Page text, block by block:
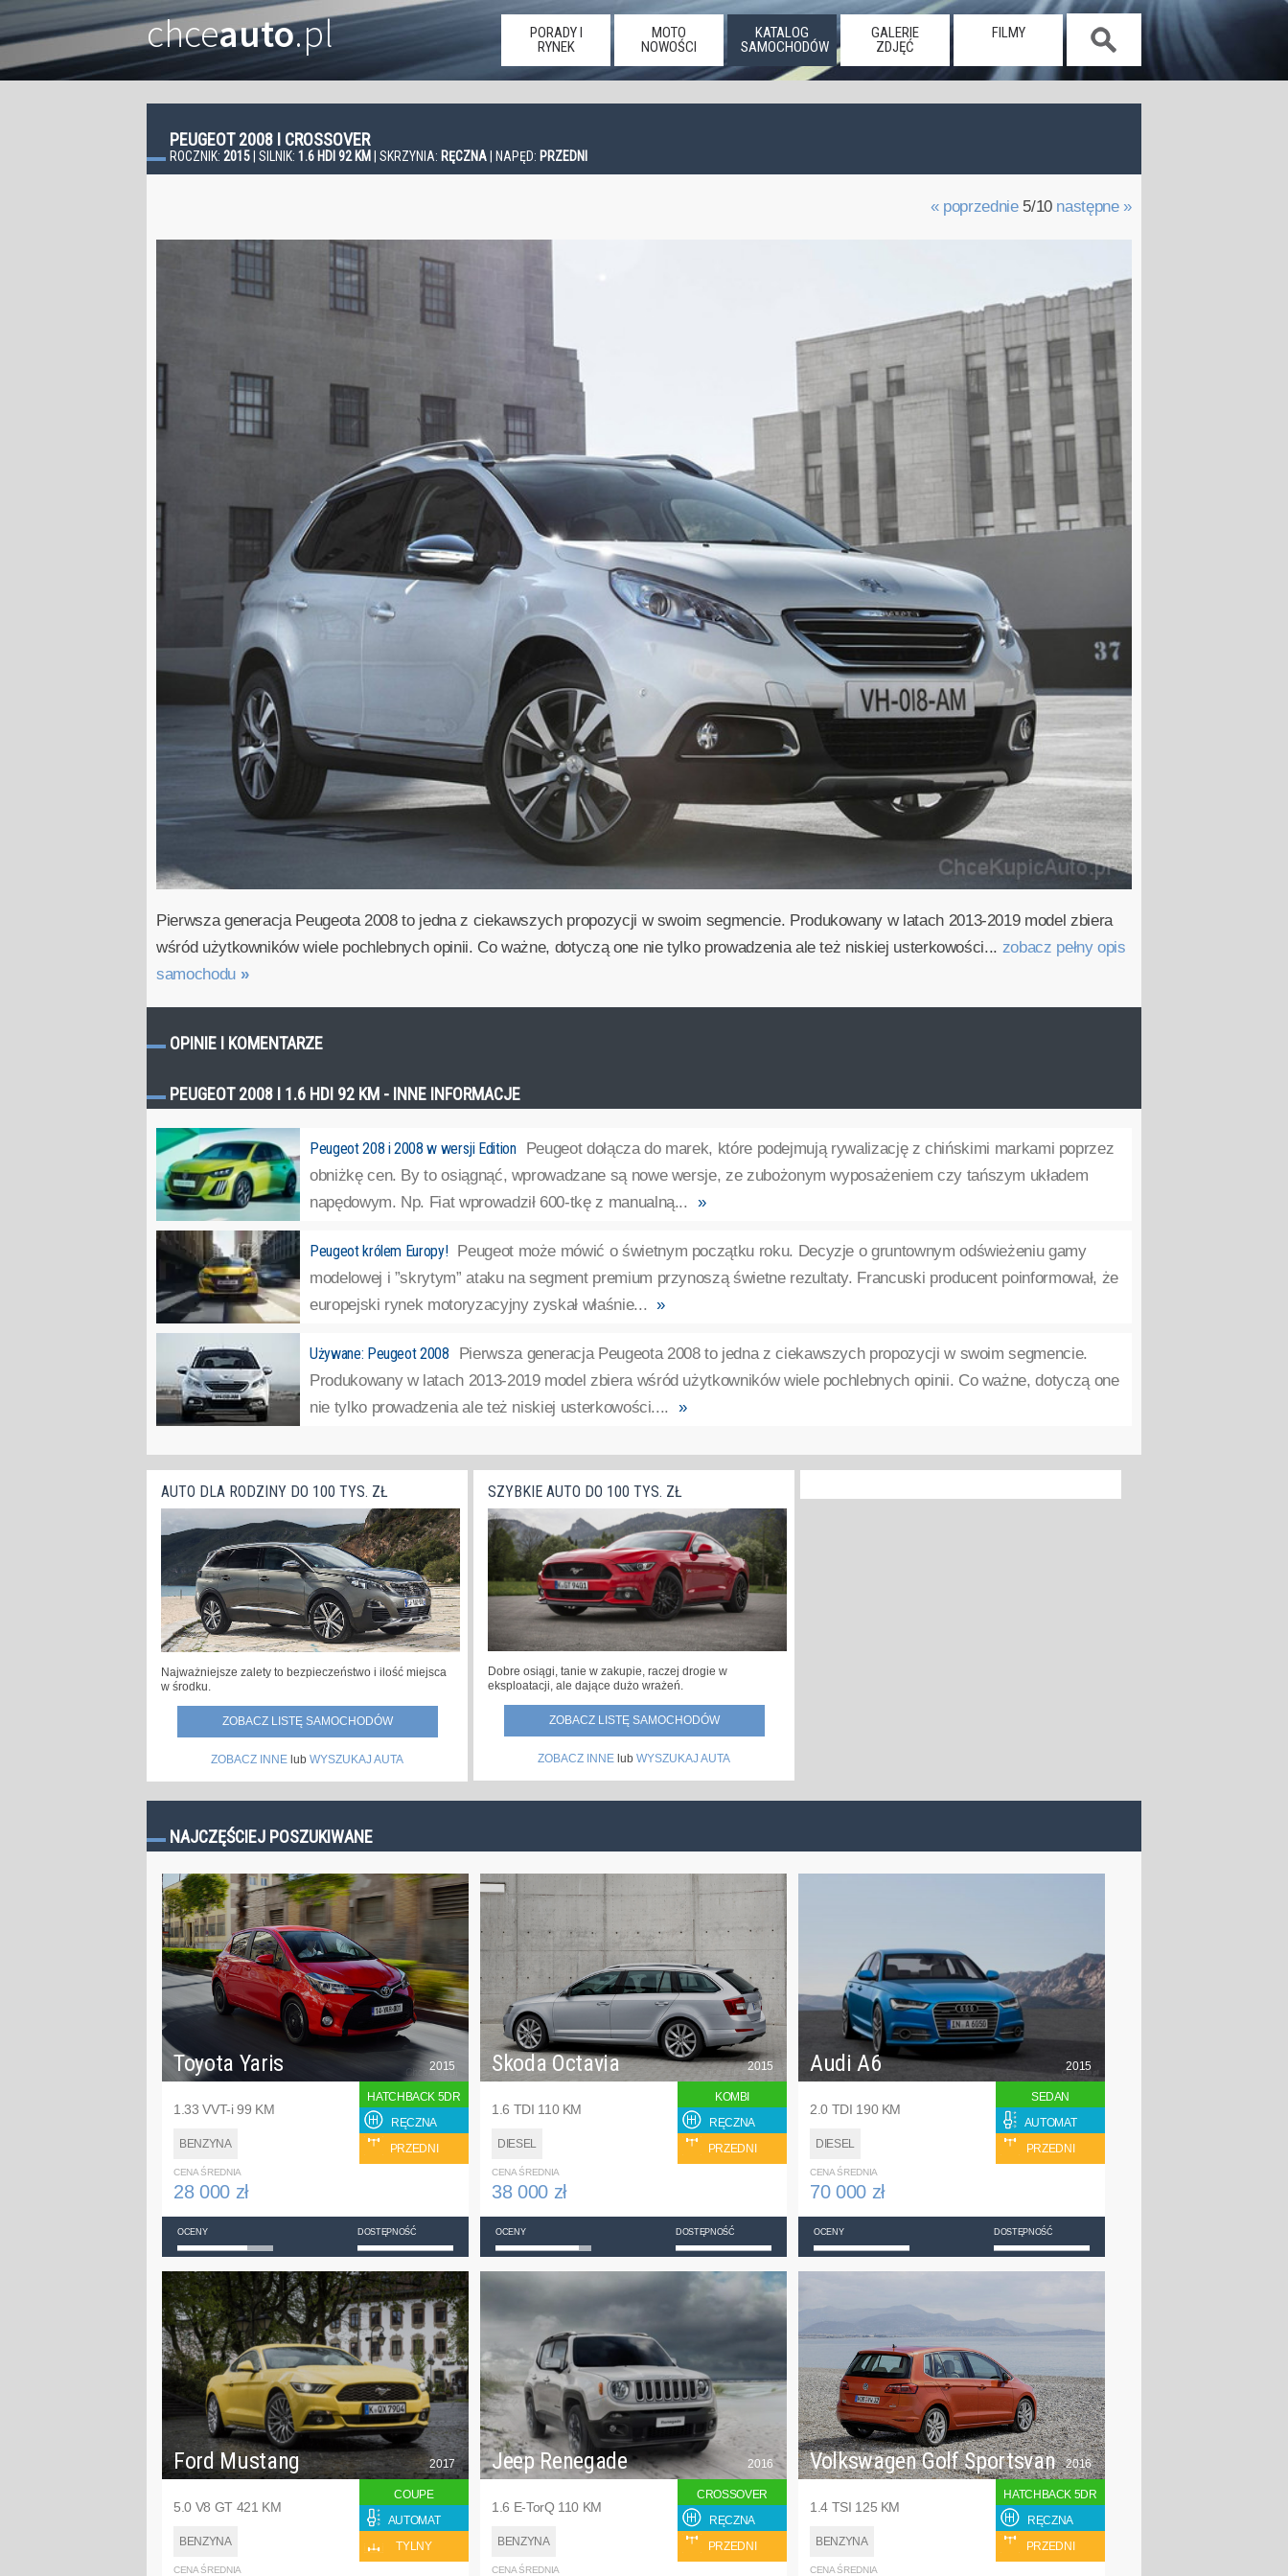
chceauto.pl
PORADY I
RYNEK
MOTO
NOWOŚCI
KATALOG
SAMOCHODÓW
GALERIE
ZDJĘĆ
FILMY
PEUGEOT 2008 I CROSSOVER
ROCZNIK: 2015 | SILNIK: 1.6 HDI 92 KM | SKRZYNIA: RĘCZNA | NAPĘD: PRZEDNI
« poprzednie5/10 następne »
Pierwsza generacja Peugeota 2008 to jedna z ciekawszych propozycji w swoim segmencie. Produkowany w latach 2013-2019 model zbiera
wśród użytkowników wiele pochlebnych opinii. Co ważne, dotyczą one nie tylko prowadzenia ale też niskiej usterkowości... zobacz pełny opis
samochodu »
OPINIE I KOMENTARZE
PEUGEOT 2008 I 1.6 HDI 92 KM - INNE INFORMACJE
Peugeot 208 i 2008 w wersji Edition
Peugeot dołącza do marek, które podejmują rywalizację z chińskimi markami poprzez
obniżkę cen. By to osiągnąć, wprowadzane są nowe wersje, ze zubożonym wyposażeniem czy tańszym układem
napędowym. Np. Fiat wprowadził 600-tkę z manualną... »
Peugeot królem Europy!
Peugeot może mówić o świetnym początku roku. Decyzje o gruntownym odświeżeniu gamy
modelowej i ”skrytym” ataku na segment premium przynoszą świetne rezultaty. Francuski producent poinformował, że
europejski rynek motoryzacyjny zyskał właśnie... »
Używane: Peugeot 2008
Pierwsza generacja Peugeota 2008 to jedna z ciekawszych propozycji w swoim segmencie.
Produkowany w latach 2013-2019 model zbiera wśród użytkowników wiele pochlebnych opinii. Co ważne, dotyczą one
nie tylko prowadzenia ale też niskiej usterkowości.... »
AUTO DLA RODZINY DO 100 TYS. ZŁ
Najważniejsze zalety to bezpieczeństwo i ilość miejsca
w środku.
ZOBACZ LISTĘ SAMOCHODÓW
ZOBACZ INNE lub WYSZUKAJ AUTA
SZYBKIE AUTO DO 100 TYS. ZŁ
Dobre osiągi, tanie w zakupie, raczej drogie w
eksploatacji, ale dające dużo wrażeń.
ZOBACZ LISTĘ SAMOCHODÓW
ZOBACZ INNE lub WYSZUKAJ AUTA
NAJCZĘŚCIEJ POSZUKIWANE
Toyota Yaris
1.33 VVT-i 99 KM
BENZYNA
2015
HATCHBACK 5DR
RĘCZNA
PRZEDNI
CENA ŚREDNIA
28 000 zł
OCENY DOSTĘPNOŚĆ
Skoda Octavia
1.6 TDI 110 KM
DIESEL
2015
KOMBI
RĘCZNA
PRZEDNI
CENA ŚREDNIA
38 000 zł
OCENY DOSTĘPNOŚĆ
Audi A6
2.0 TDI 190 KM
DIESEL
2015
SEDAN
AUTOMAT
PRZEDNI
CENA ŚREDNIA
70 000 zł
OCENY DOSTĘPNOŚĆ
Ford Mustang
5.0 V8 GT 421 KM
BENZYNA
2017
COUPE
AUTOMAT
TYLNY
CENA ŚREDNIA
Jeep Renegade
1.6 E-TorQ 110 KM
BENZYNA
2016
CROSSOVER
RĘCZNA
PRZEDNI
CENA ŚREDNIA
Volkswagen Golf Sportsvan
1.4 TSI 125 KM
BENZYNA
2016
HATCHBACK 5DR
RĘCZNA
PRZEDNI
CENA ŚREDNIA